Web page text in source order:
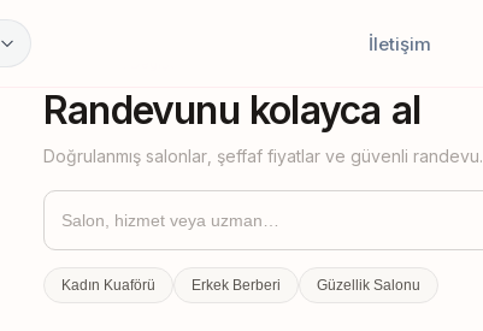
İletişim
Randevunu kolayca al
Doğrulanmış salonlar, şeffaf fiyatlar ve güvenli randevu.
Kadın Kuaförü Erkek Berberi Güzellik Salonu